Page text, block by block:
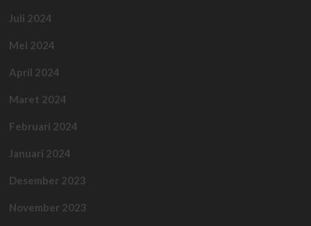
Juli 2024
Mei 2024
April 2024
Maret 2024
Februari 2024
Januari 2024
Desember 2023
November 2023